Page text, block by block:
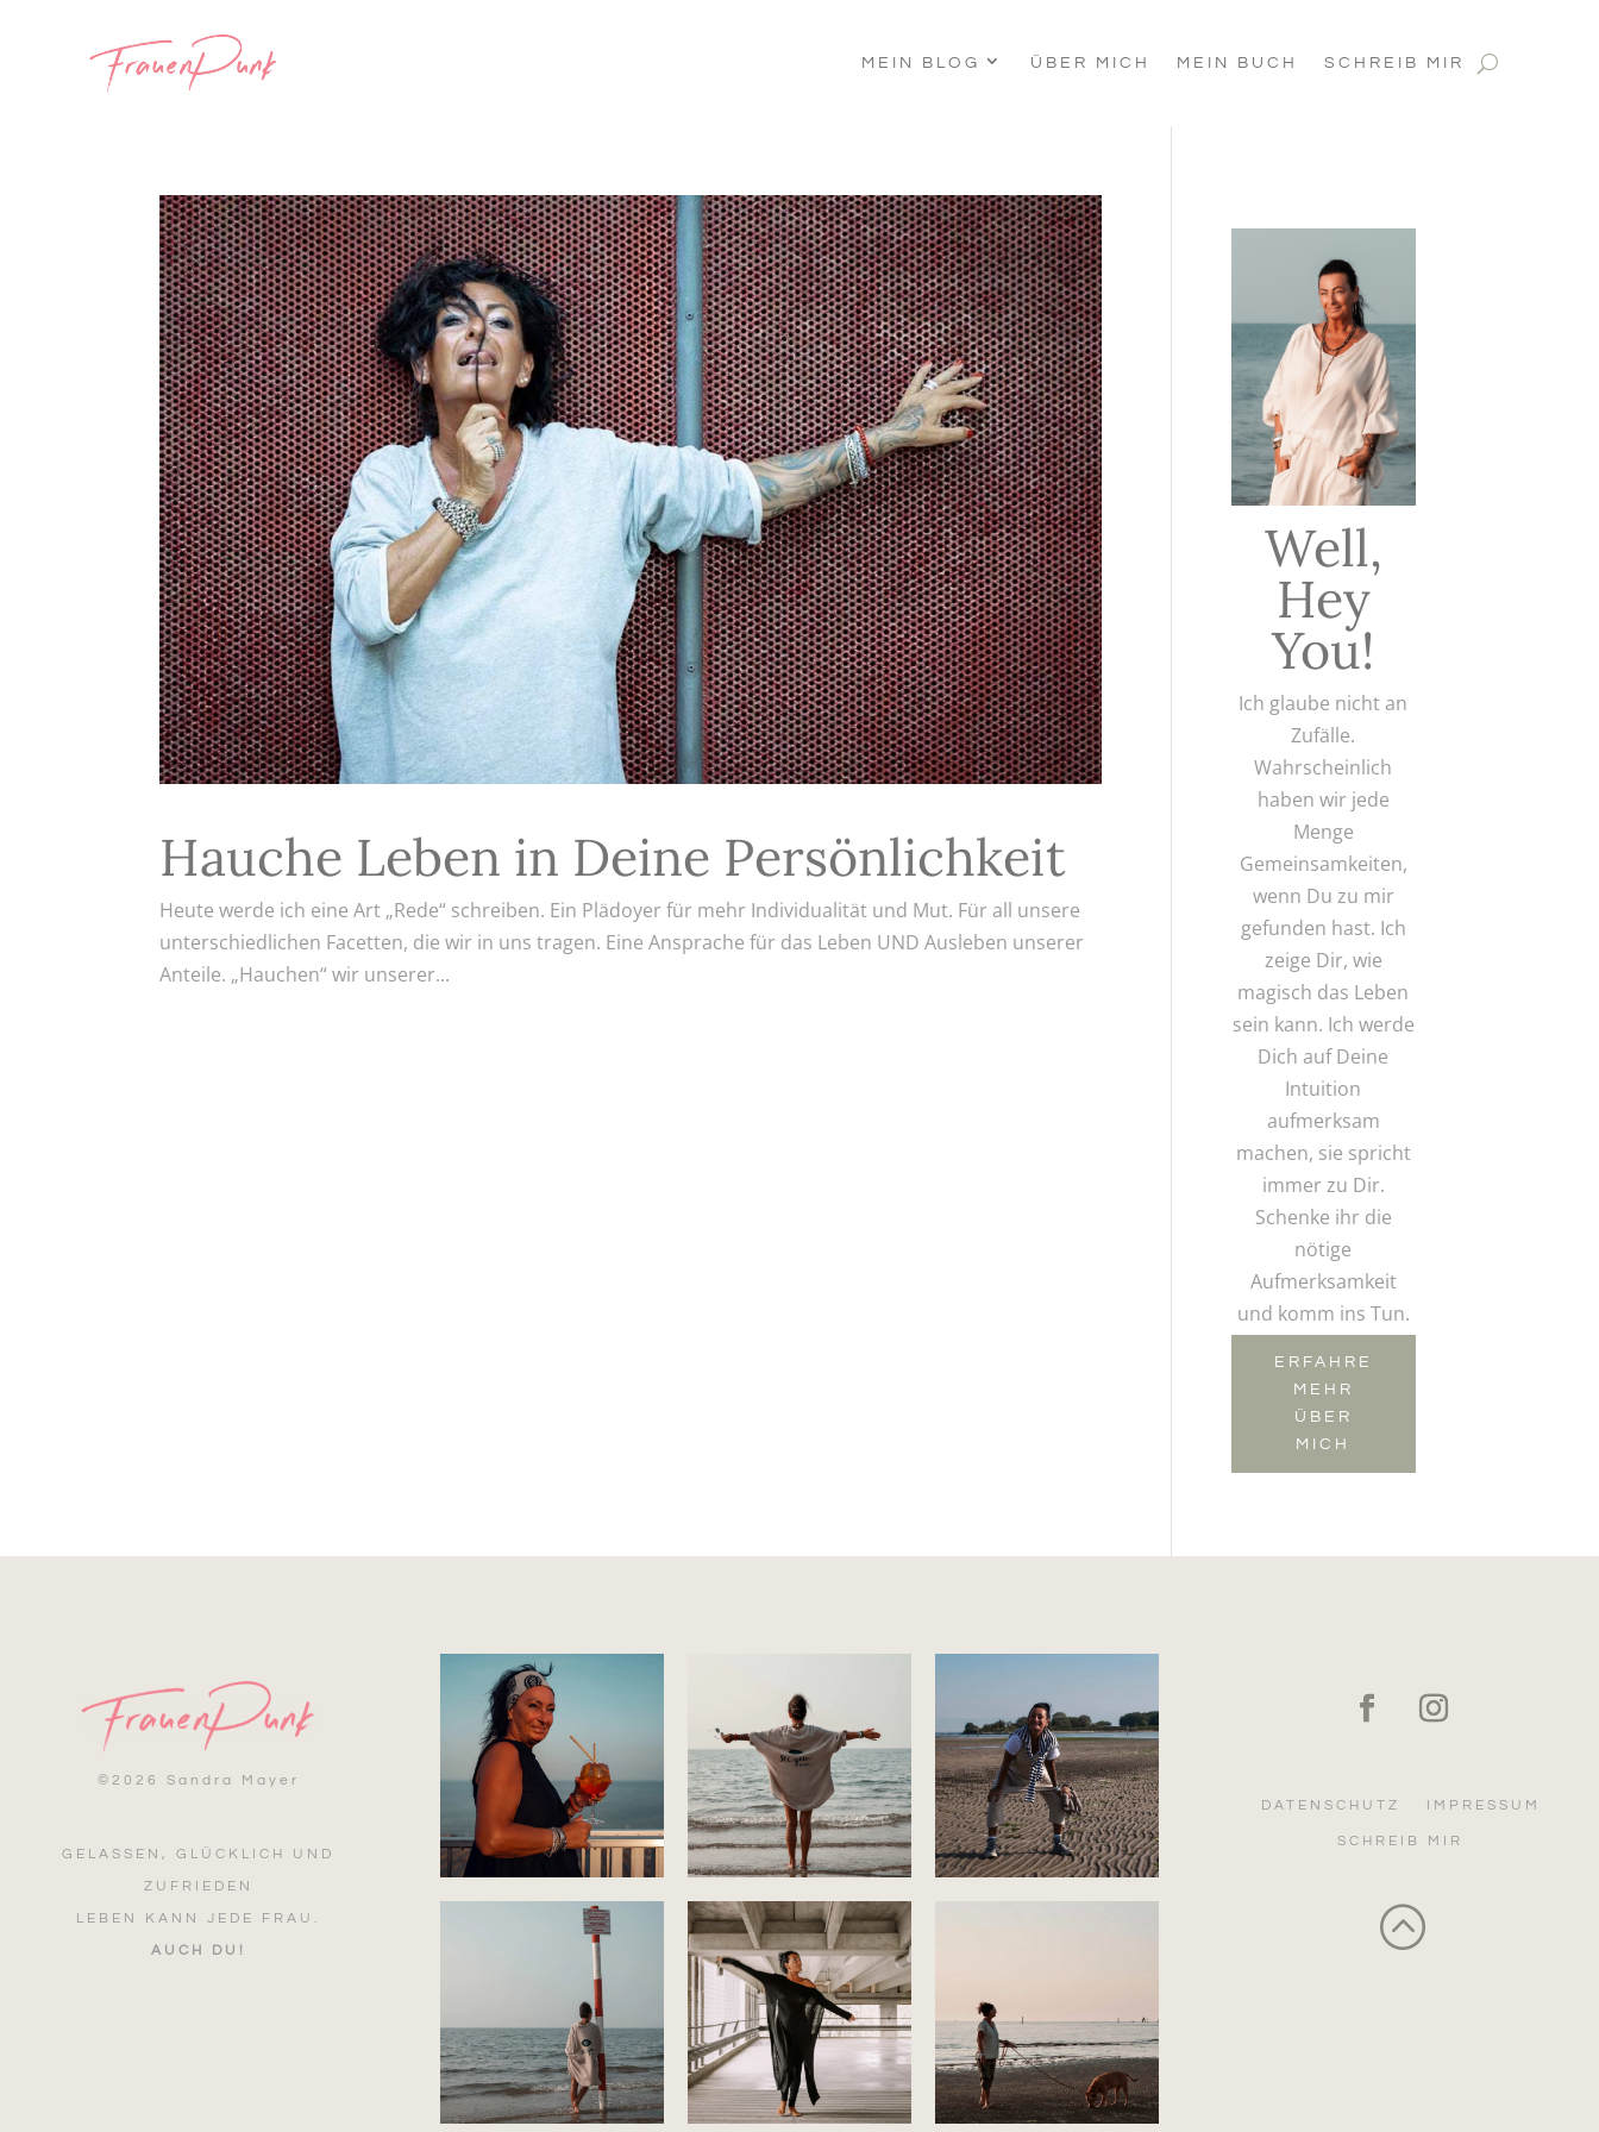
MEIN BLOG ÜBER MICH MEIN BUCH SCHREIB MIR
Hauche Leben in Deine Persönlichkeit
Heute werde ich eine Art „Rede“ schreiben. Ein Plädoyer für mehr Individualität und Mut. Für all unsere
unterschiedlichen Facetten, die wir in uns tragen. Eine Ansprache für das Leben UND Ausleben unserer
Anteile. „Hauchen“ wir unserer...
Well,
Hey
You!
Ich glaube nicht an
Zufälle.
Wahrscheinlich
haben wir jede
Menge
Gemeinsamkeiten,
wenn Du zu mir
gefunden hast. Ich
zeige Dir, wie
magisch das Leben
sein kann. Ich werde
Dich auf Deine
Intuition
aufmerksam
machen, sie spricht
immer zu Dir.
Schenke ihr die
nötige
Aufmerksamkeit
und komm ins Tun.
ERFAHRE
MEHR
ÜBER
MICH
© 2026 Sandra Mayer
GELASSEN, GLÜCKLICH UND
ZUFRIEDEN
LEBEN KANN JEDE FRAU.
AUCH DU!
DATENSCHUTZ IMPRESSUM
SCHREIB MIR
: